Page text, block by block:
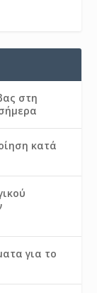
στη
κατά
για το